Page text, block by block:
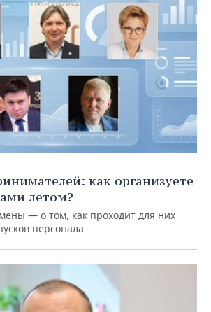
как организуете
летом?
— о том, как проходит для них
персонала